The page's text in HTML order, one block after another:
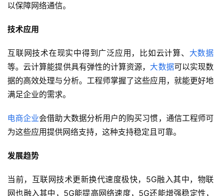
以保障网络通信。
技术应用
互联网技术在现实中得到广泛应用，比如云计算、 大数据
等。云计算能提供具有弹性的计算资源， 大数据可以实现数
据的高效处理与分析。工程师掌握了这些应用，就能更好地
满足企业的需求。
电商企业会借助大数据分析用户的购买习惯，通信工程师可
为这些应用提供网络支持，这种支持稳定且可靠。
发展趋势
当前，互联网技术更新换代速度极快，5G融入其中，物联
网也融入其中，5G能提高网络速度，5G还能增强稳定性，